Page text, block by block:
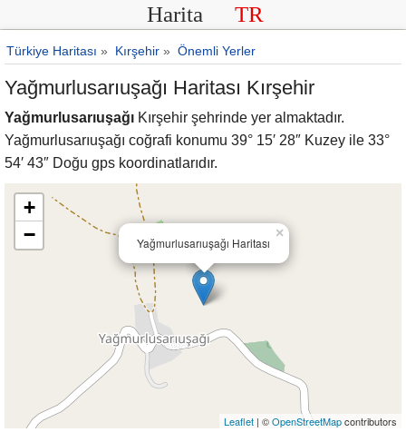
Harita TR
Türkiye Haritası » Kırşehir » Önemli Yerler
Yağmurlusarıuşağı Haritası Kırşehir
Yağmurlusarıuşağı Kırşehir şehrinde yer almaktadır.
Yağmurlusarıuşağı coğrafi konumu 39° 15′ 28″ Kuzey ile 33°
54′ 43″ Doğu gps koordinatlarıdır.
Yağmurlusarıuşağı Haritası
×
+
−
Leaflet | ©OpenStreetMapcontributors